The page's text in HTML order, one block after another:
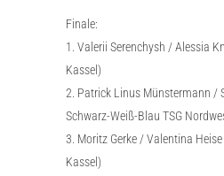
Finale:
1. Valerii Serenchysh / Alessia
Kassel)
2. Patrick Linus Münstermann /
Schwarz-Weiß-Blau TSG
3. Moritz Gerke / Valentina
Kassel)